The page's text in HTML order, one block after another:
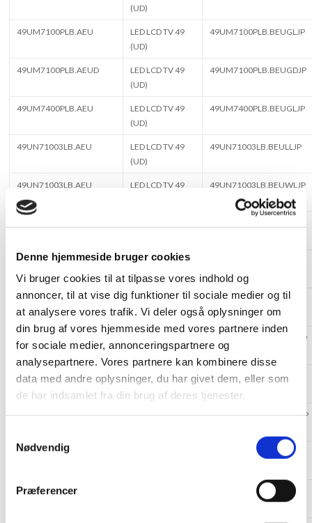
Denne hjemmeside bruger cookies
Vi bruger cookies til at tilpasse vores indhold og
annoncer, til at vise dig funktioner til sociale medier og til
at analysere vores trafik. Vi deler også oplysninger om
din brug af vores hjemmeside med vores partnere inden
for sociale medier, annonceringspartnere og
analysepartnere. Vores partnere kan kombinere disse
data med andre oplysninger, du har givet dem, eller som
de har indsamlet fra din brug af deres tjenester.
Nødvendig
Præferencer
(UD)
49UM7100PLB.AEU
LED LCD TV 49
(UD)
49UM7100PLB.BEUGLJP
49UM7100PLB.AEUD
LED LCD TV 49
(UD)
49UM7100PLB.BEUGDJP
49UM7400PLB.AEU
LED LCD TV 49
(UD)
49UM7400PLB.BEUGLJP
49UN71003LB.AEU
LED LCD TV 49
(UD)
49UN71003LB.BEULLJP
49UN71003LB.AEU
LED LCD TV 49
49UN71003LB.BEUWLJP
49UN71006LB.AEU
LED LCD TV 49
(UD)
49UN71006LB.AEUD
LED LCD TV 49
(UD)
49UN71006LB.BEULDJP
49UN71006LB.BEUWDJP
49UN711C0ZB.AEU
Commercial_LED
LCD TV 49(UHD)
49UN711C0ZB.BEULDJP
49UN711C0ZB.AEU
Commercial_LED
49UN711C0ZB.BEUWDJP
50UN70003LA.AEUQ 50UN70003LA.CEUSLH
50UN70003LA.AEUQ 50UN70003LA.CEUULH